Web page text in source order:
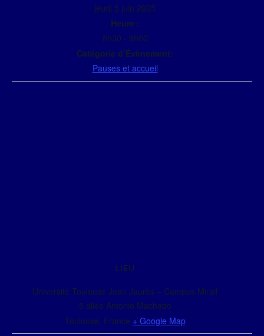
jeudi 5 juin 2025
Heure :
8h30 - 9h00
Catégorie d’Évènement:
Pauses et accueil
LIEU
Université Toulouse Jean Jaurès – Campus Mirail
5 allée Antonio Machado
Toulouse, France + Google Map